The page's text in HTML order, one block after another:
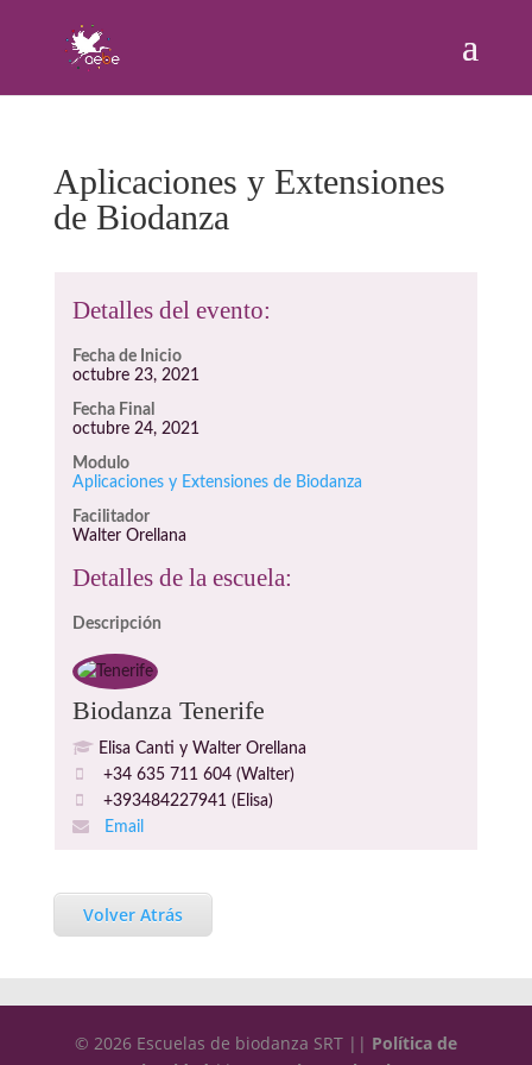
Aplicaciones y Extensiones
de Biodanza
Detalles del evento:
Fecha de Inicio
octubre 23, 2021
Fecha Final
octubre 24, 2021
Modulo
Aplicaciones y Extensiones de Biodanza
Facilitador
Walter Orellana
Detalles de la escuela:
Descripción
Biodanza Tenerife
Elisa Canti y Walter Orellana
+34 635 711 604 (Walter)
+393484227941 (Elisa)
Email
Volver Atrás
© 2026 Escuelas de biodanza SRT || Política de